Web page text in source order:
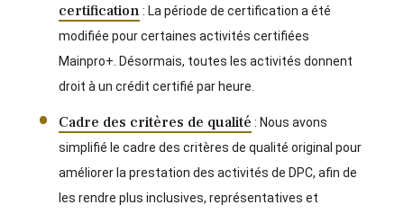
certification : La période de certification a été
modifiée pour certaines activités certifiées
Mainpro+. Désormais, toutes les activités donnent
droit à un crédit certifié par heure.
Cadre des critères de qualité : Nous avons
simplifié le cadre des critères de qualité original pour
améliorer la prestation des activités de DPC, afin de
les rendre plus inclusives, représentatives et